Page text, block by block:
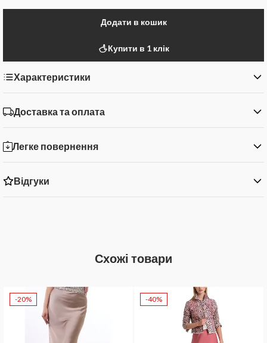
Додати в кошик
Купити в 1 клік
Характеристики
Доставка та оплата
Легке повернення
Відгуки
Схожі товари
-20% -40%